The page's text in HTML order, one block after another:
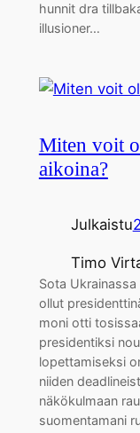
hunnit dra
illusioner…
Miten voit
aikoina?
Julkaistu
Timo
Sota
ollut
moni otti
presidentiksi
lopettamiseksi
niiden
näkökulmaan
suomentamani